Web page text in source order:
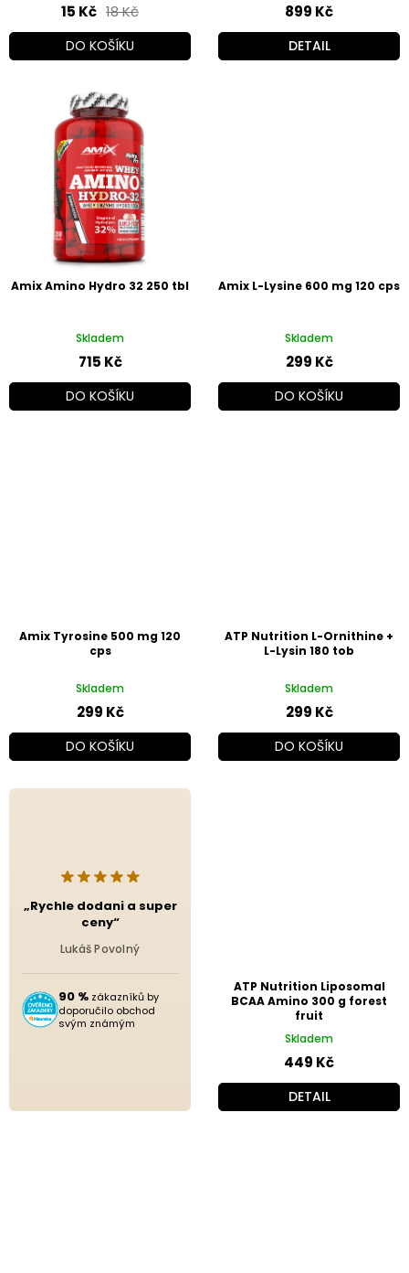
15 Kč 18 Kč
DO KOŠÍKU
899 Kč
DETAIL
Amix Amino Hydro 32 250 tbl
Skladem
715 Kč
DO KOŠÍKU
Amix L-Lysine 600 mg 120 cps
Skladem
299 Kč
DO KOŠÍKU
Amix Tyrosine 500 mg 120
cps
Skladem
299 Kč
DO KOŠÍKU
ATP Nutrition L-Ornithine +
L-Lysin 180 tob
Skladem
299 Kč
DO KOŠÍKU
„Rychle dodani a super
ceny“
Lukáš Povolný
90 % zákazníků by
doporučilo obchod
svým známým
ATP Nutrition Liposomal
BCAA Amino 300 g forest
fruit
Skladem
449 Kč
DETAIL